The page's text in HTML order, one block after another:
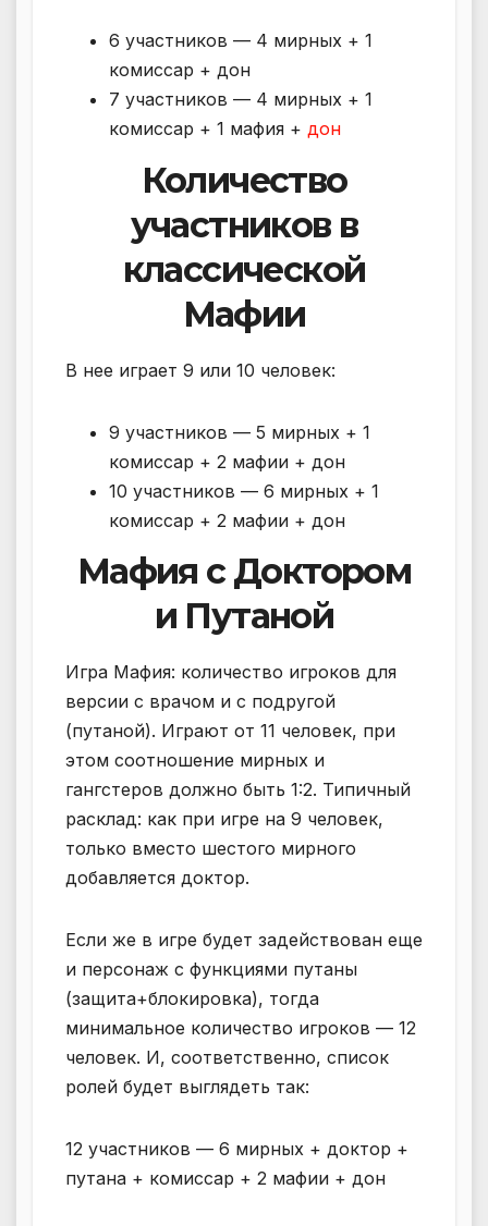
6 участников — 4 мирных + 1
комиссар + дон
7 участников — 4 мирных + 1
комиссар + 1 мафия + дон
Количество
участников в
классической
Мафии
В нее играет 9 или 10 человек:
9 участников — 5 мирных + 1
комиссар + 2 мафии + дон
10 участников — 6 мирных + 1
комиссар + 2 мафии + дон
Мафия с Доктором
и Путаной
Игра Мафия: количество игроков для
версии с врачом и с подругой
(путаной). Играют от 11 человек, при
этом соотношение мирных и
гангстеров должно быть 1:2. Типичный
расклад: как при игре на 9 человек,
только вместо шестого мирного
добавляется доктор.
Если же в игре будет задействован еще
и персонаж с функциями путаны
(защита+блокировка), тогда
минимальное количество игроков — 12
человек. И, соответственно, список
ролей будет выглядеть так:
12 участников — 6 мирных + доктор +
путана + комиссар + 2 мафии + дон